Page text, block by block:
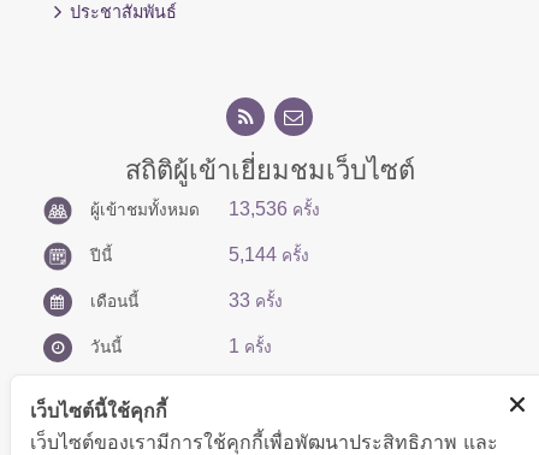
ประชาสัมพันธ์
สถิติผู้เข้าเยี่ยมชมเว็บไซต์
ผู้เข้าชมทั้งหมด 13,536 ครั้ง
ปีนี้ 5,144 ครั้ง
เดือนนี้ 33 ครั้ง
วันนี้ 1 ครั้ง
เว็บไซต์นี้ใช้คุกกี้
เว็บไซต์ของเรามีการใช้คุกกี้เพื่อพัฒนาประสิทธิภาพ และ